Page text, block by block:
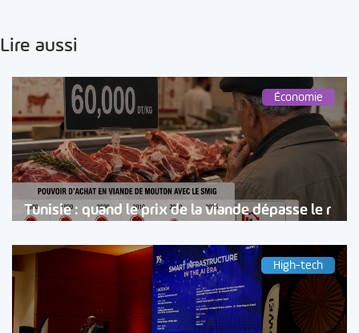
Lire aussi
Économie
Tunisie : quand le prix de la viande dépasse le r
High-tech